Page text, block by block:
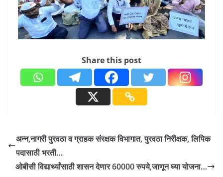
Share this post
अन्न,नागरी पुरवठा व ग्राहक संरक्षक विभागात, पुरवठा निरीक्षक, लिपिक
पदासाठी भरती…
ओबीसी विद्यार्थ्यांसाठी शासन देणार 60000 रुपये,जाणून घ्या योजना…